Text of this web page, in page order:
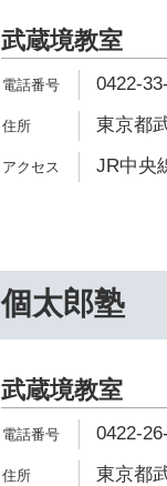
武蔵境教室
0422-
東京都
JR中央
個太郎塾
武蔵境教室
0422-
東京都